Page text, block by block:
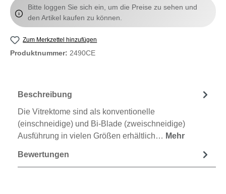
Bitte loggen Sie sich ein, um die Preise zu sehen und
den Artikel kaufen zu können.
Zum Merkzettel hinzufügen
Produktnummer: 2490CE
Beschreibung
Die Vitrektome sind als konventionelle
(einschneidige) und Bi-Blade (zweischneidige)
Ausführung in vielen Größen erhältlich… Mehr
Bewertungen